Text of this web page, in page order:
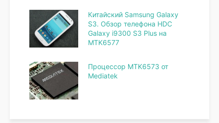
Китайский Samsung Galaxy
S3. Обзор телефона HDC
Galaxy i9300 S3 Plus на
MTK6577
Процессор MTK6573 от
Mediatek